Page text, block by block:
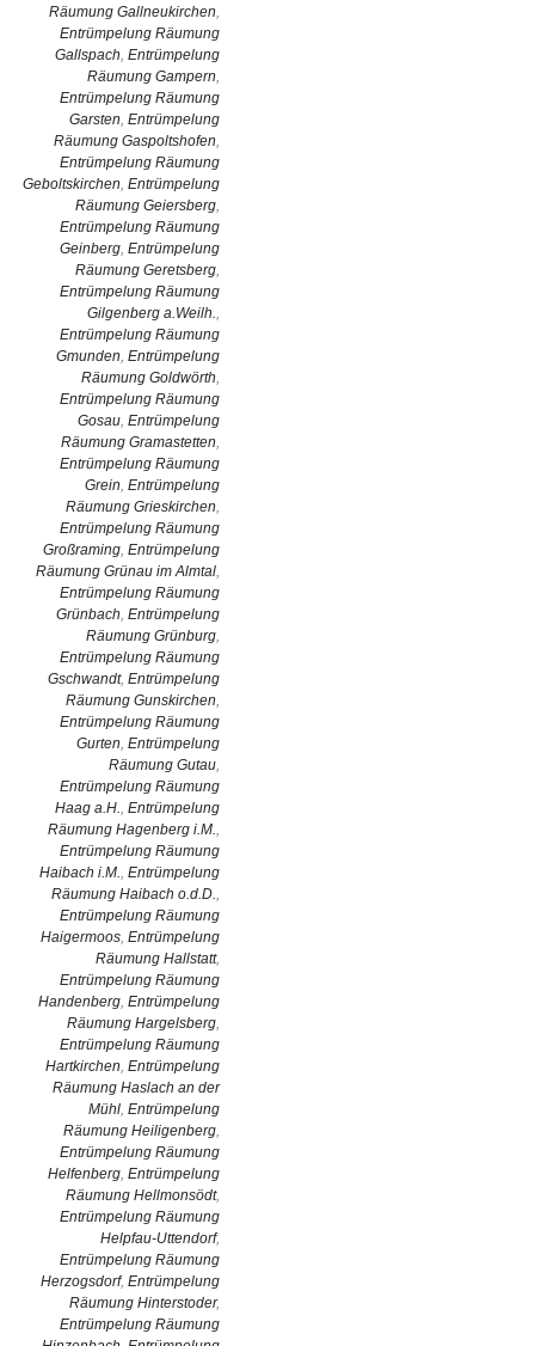
Räumung Gallneukirchen,
Entrümpelung Räumung
Gallspach, Entrümpelung
Räumung Gampern,
Entrümpelung Räumung
Garsten, Entrümpelung
Räumung Gaspoltshofen,
Entrümpelung Räumung
Geboltskirchen, Entrümpelung
Räumung Geiersberg,
Entrümpelung Räumung
Geinberg, Entrümpelung
Räumung Geretsberg,
Entrümpelung Räumung
Gilgenberg a.Weilh.,
Entrümpelung Räumung
Gmunden, Entrümpelung
Räumung Goldwörth,
Entrümpelung Räumung
Gosau, Entrümpelung
Räumung Gramastetten,
Entrümpelung Räumung
Grein, Entrümpelung
Räumung Grieskirchen,
Entrümpelung Räumung
Großraming, Entrümpelung
Räumung Grünau im Almtal,
Entrümpelung Räumung
Grünbach, Entrümpelung
Räumung Grünburg,
Entrümpelung Räumung
Gschwandt, Entrümpelung
Räumung Gunskirchen,
Entrümpelung Räumung
Gurten, Entrümpelung
Räumung Gutau,
Entrümpelung Räumung
Haag a.H., Entrümpelung
Räumung Hagenberg i.M.,
Entrümpelung Räumung
Haibach i.M., Entrümpelung
Räumung Haibach o.d.D.,
Entrümpelung Räumung
Haigermoos, Entrümpelung
Räumung Hallstatt,
Entrümpelung Räumung
Handenberg, Entrümpelung
Räumung Hargelsberg,
Entrümpelung Räumung
Hartkirchen, Entrümpelung
Räumung Haslach an der
Mühl, Entrümpelung
Räumung Heiligenberg,
Entrümpelung Räumung
Helfenberg, Entrümpelung
Räumung Hellmonsödt,
Entrümpelung Räumung
Helpfau-Uttendorf,
Entrümpelung Räumung
Herzogsdorf, Entrümpelung
Räumung Hinterstoder,
Entrümpelung Räumung